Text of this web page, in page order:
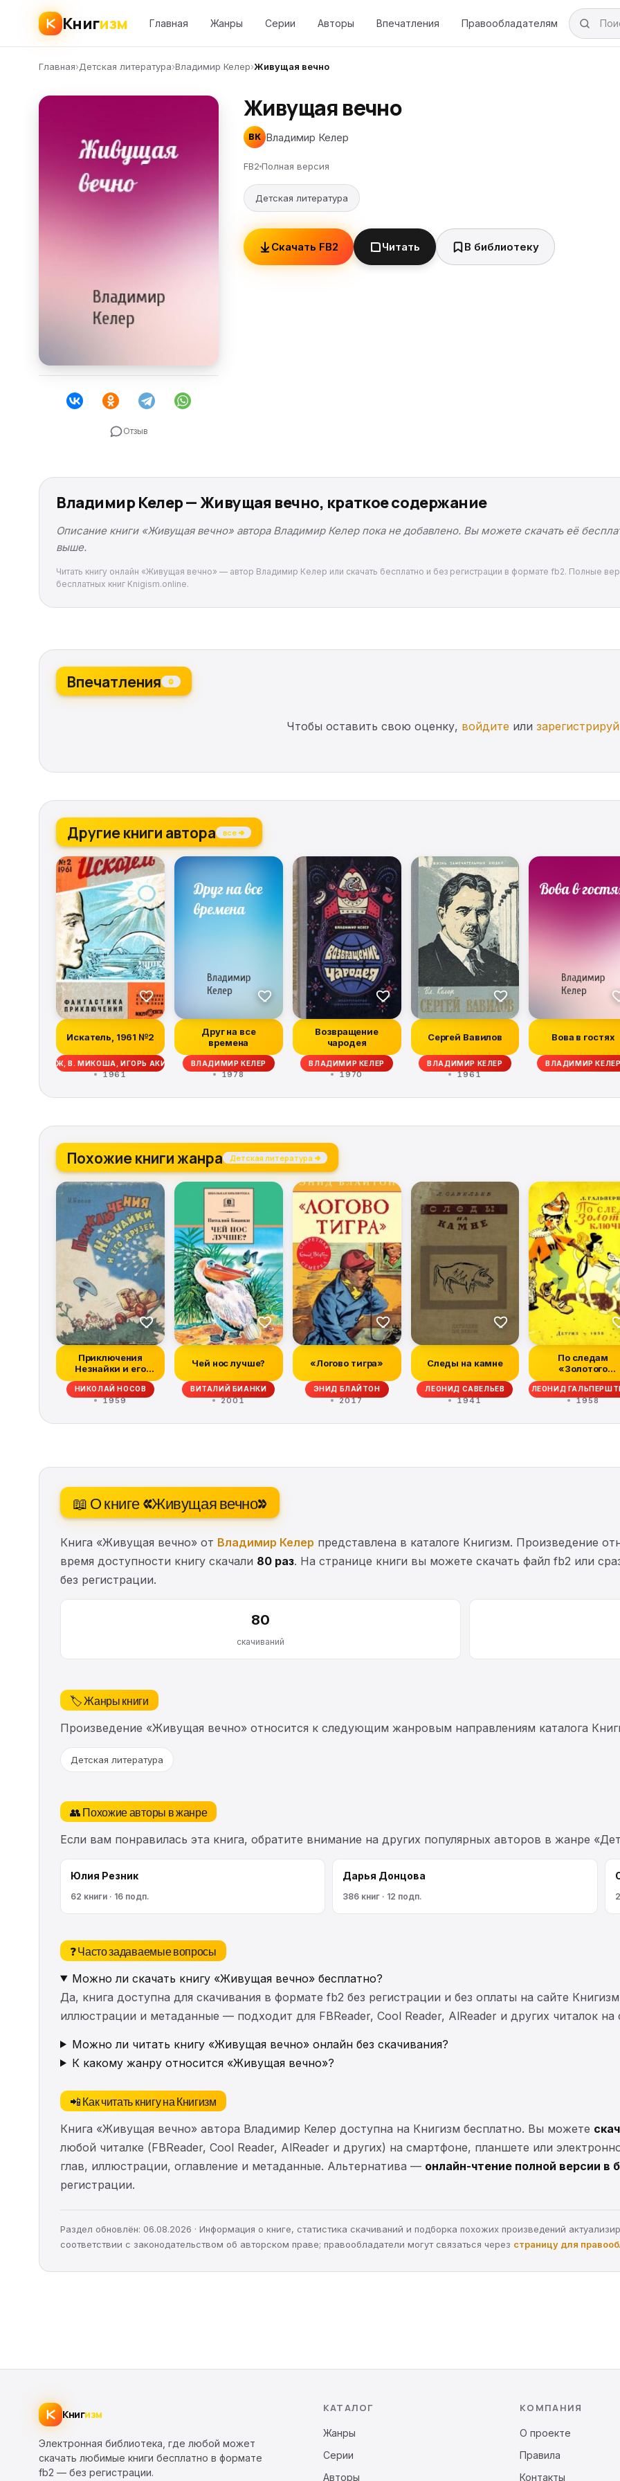
Книгизм Главная Жанры Серии Авторы Впечатления Правообладателям
Главная›Детская литература›Владимир Келер›Живущая вечно
Отзыв
Живущая вечно
ВК Владимир Келер
FB2 Полная версия
Детская литература
Скачать FB2 Читать В библиотеку
Владимир Келер — Живущая вечно, краткое содержание
Описание книги «Живущая вечно» автора Владимир Келер пока не добавлено. Вы можете скачать её
выше.
Читать книгу онлайн «Живущая вечно» — автор Владимир Келер или скачать бесплатно и без регистрации в формате fb2. Полные
бесплатных книг Knigism.online.
Впечатления 0
Чтобы оставить свою оценку, войдите или
Другие книги автора все →
Искатель, 1961 №2
ОЛДРИДЖ, В. МИКОША, ИГОРЬ АКИМУШКИН, МИХАИЛ ЕФИМОВИЧ ЗУЕВ-ОРДЫНЕЦ, Л. ТЕПЛОВ, ДЖ. БАРНЕТ, ГЕОРГИЙ МАРТЫНОВ
1961
Друг на все
времена
ВЛАДИМИР КЕЛЕР
1978
Возвращение
чародея
ВЛАДИМИР КЕЛЕР
1970
Сергей Вавилов
ВЛАДИМИР КЕЛЕР
1961
Вова в гостях
ВЛАДИМИР
Похожие книги жанра Детская литература →
Приключения
Незнайки и его
друзей (все
иллюстрации...
НИКОЛАЙ НОСОВ
1959
Чей нос лучше?
ВИТАЛИЙ БИАНКИ
2001
«Логово тигра»
ЭНИД БЛАЙТОН
2017
Следы на камне
ЛЕОНИД САВЕЛЬЕВ
1941
По следам
«Золотого
ключика»
ЛЕОНИД
1958
📖 О книге «Живущая вечно»
Книга «Живущая вечно» от Владимир Келер представлена в каталоге Книгизм. Произведение
время доступности книгу скачали 80 раз. На странице книги вы можете скачать файл fb2 или
без регистрации.
80
скачиваний
🏷️ Жанры книги
Произведение «Живущая вечно» относится к следующим жанровым направлениям каталога
Детская литература
👥 Похожие авторы в жанре
Если вам понравилась эта книга, обратите внимание на других популярных авторов в жанре
Юлия Резник
62 книги · 16 подп.
Дарья Донцова
386 книг · 12 подп.
❓ Часто задаваемые вопросы
Можно ли скачать книгу «Живущая вечно» бесплатно?
Да, книга доступна для скачивания в формате fb2 без регистрации и без оплаты на сайте
иллюстрации и метаданные — подходит для FBReader, Cool Reader, AlReader и других читалок
Можно ли читать книгу «Живущая вечно» онлайн без скачивания?
К какому жанру относится «Живущая вечно»?
📲 Как читать книгу на Книгизм
Книга «Живущая вечно» автора Владимир Келер доступна на Книгизм бесплатно. Вы можете
любой читалке (FBReader, Cool Reader, AlReader и других) на смартфоне, планшете или
глав, иллюстрации, оглавление и метаданные. Альтернатива — онлайн-чтение полной версии в
регистрации.
Раздел обновлён: 06.08.2026 · Информация о книге, статистика скачиваний и подборка похожих произведений
соответствии с законодательством об авторском праве; правообладатели могут связаться через страницу для
Книгизм
Электронная библиотека, где любой может
скачать любимые книги бесплатно в формате
fb2 — без регистрации.
КАТАЛОГ
Жанры
Серии
Авторы
КОМПАНИЯ
О проекте
Правила
Контакты